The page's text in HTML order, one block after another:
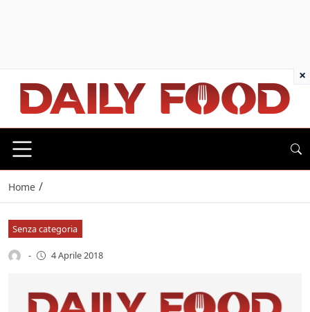
Home /
Senza categoria
- 4 Aprile 2018
×